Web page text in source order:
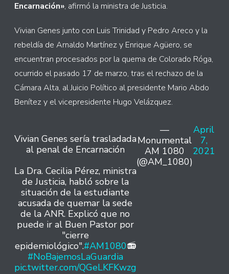
Encarnación», afirmó la ministra de Justicia.
Vivian Genes junto con Luis Trinidad y Pedro Areco y la
rebeldía de Arnaldo Martínez y Enrique Agüero, se
encuentran procesados por la quema de Colorado Róga,
ocurrido el pasado 17 de marzo, tras el rechazo de la
Cámara Alta, al Juicio Político al presidente Mario Abdo
Benítez y el vicepresidente Hugo Velázquez.
Vivian Genes sería trasladada
al penal de Encarnación
La Dra. Cecilia Pérez, ministra
de Justicia, habló sobre la
situación de la estudiante
acusada de quemar la sede
de la ANR. Explicó que no
puede ir al Buen Pastor por
"cierre
epidemiológico".#AM1080📻
#NoBajemosLaGuardia
pic.twitter.com/QGeLKFKwzg
—
Monumental
AM 1080
(@AM_1080)
April
7,
2021